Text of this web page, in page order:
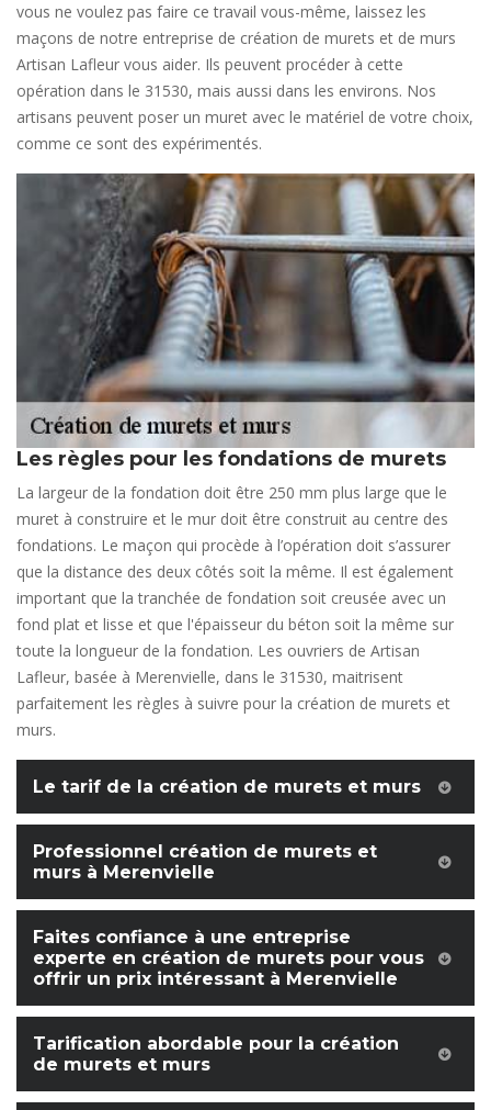
vous ne voulez pas faire ce travail vous-même, laissez les
maçons de notre entreprise de création de murets et de murs
Artisan Lafleur vous aider. Ils peuvent procéder à cette
opération dans le 31530, mais aussi dans les environs. Nos
artisans peuvent poser un muret avec le matériel de votre choix,
comme ce sont des expérimentés.
Les règles pour les fondations de murets
La largeur de la fondation doit être 250 mm plus large que le
muret à construire et le mur doit être construit au centre des
fondations. Le maçon qui procède à l’opération doit s’assurer
que la distance des deux côtés soit la même. Il est également
important que la tranchée de fondation soit creusée avec un
fond plat et lisse et que l'épaisseur du béton soit la même sur
toute la longueur de la fondation. Les ouvriers de Artisan
Lafleur, basée à Merenvielle, dans le 31530, maitrisent
parfaitement les règles à suivre pour la création de murets et
murs.
Le tarif de la création de murets et murs
Professionnel création de murets et
murs à Merenvielle
Faites confiance à une entreprise
experte en création de murets pour vous
offrir un prix intéressant à Merenvielle
Tarification abordable pour la création
de murets et murs